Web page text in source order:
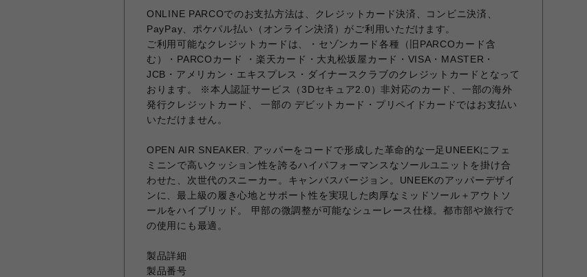
ONLINE PARCOでのお支払方法は、クレジットカード決済、コンビニ決済、
PayPay、ポケパル払い（オンライン決済）がご利用いただけます。
ご利用可能なクレジットカードは、・セゾンカード各種（旧PARCOカード含
む）・PARCOカード ・楽天カード・大丸松坂屋カード・VISA・MASTER・
JCB・アメリカン・エキスプレス・ダイナースクラブのクレジットカードとなって
おります。 ※本人認証サービス（3Dセキュア2.0）非対応のカード、一部の海外
発行クレジットカード、 一部の デビットカード・プリペイドカードではお支払い
いただけません。
OPEN AIR SNEAKER. アッパーをコードで形成した革命的な一足UNEEKにフェ
ミニンで高いクッション性を誇るハイパフォーマンスなソールユニットを掛け合
わせた、次世代のスニーカー。キャンバスバージョン。UNEEKのアッパーデザイ
ンに、最上級の履き心地とサポート性を実現した肉厚なミッドソール＋アウトソ
ールをハイブリッド。 甲部の微調整が可能なシューレース仕様。都市部や旅行で
の使用にも最適。
製品詳細
製品番号